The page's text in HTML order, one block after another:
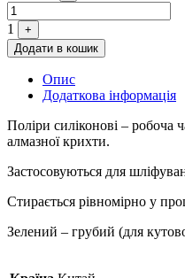
1
+
Додати в кошик
Опис
Додаткова інформація
Поліри силіконові – робоча
алмазної крихти.
Застосовуються для
Стирається рівномірно у
Зелений – грубий (для